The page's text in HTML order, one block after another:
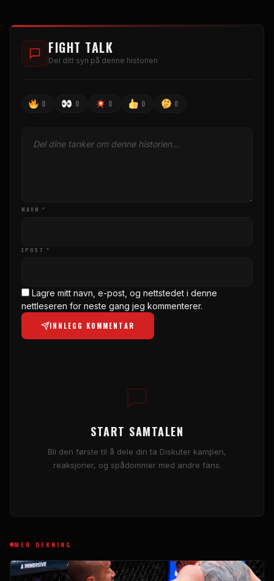
FIGHT TALK
Del ditt syn på denne historien
0 0 0 0 0
NAVN *
EPOST *
Lagre mitt navn, e-post, og nettstedet i denne
nettleseren for neste gang jeg kommenterer.
INNLEGG KOMMENTAR
START SAMTALEN
Bli den første til å dele din ta Diskuter kampen,
reaksjoner, og spådommer med andre fans.
MER DEKNING